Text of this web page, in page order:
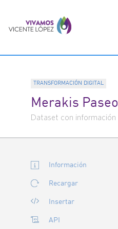
Información
Recargar
Insertar
API
TRANSFORMACIÓN DIGITAL
Merakis
Dataset con información